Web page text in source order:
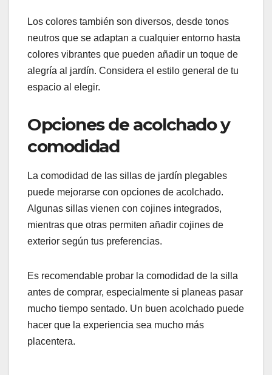
Las sillas de jardín plegables vienen en una
amplia variedad de estilos y colores, lo que
permite personalizar el espacio exterior. Desde
diseños modernos y minimalistas hasta opciones
más tradicionales, hay algo para cada gusto.
Los colores también son diversos, desde tonos
neutros que se adaptan a cualquier entorno hasta
colores vibrantes que pueden añadir un toque de
Opciones de acolchado y
comodidad
La comodidad de las sillas de jardín plegables
puede mejorarse con opciones de acolchado.
Algunas sillas vienen con cojines integrados,
mientras que otras permiten añadir cojines de
exterior según tus preferencias.